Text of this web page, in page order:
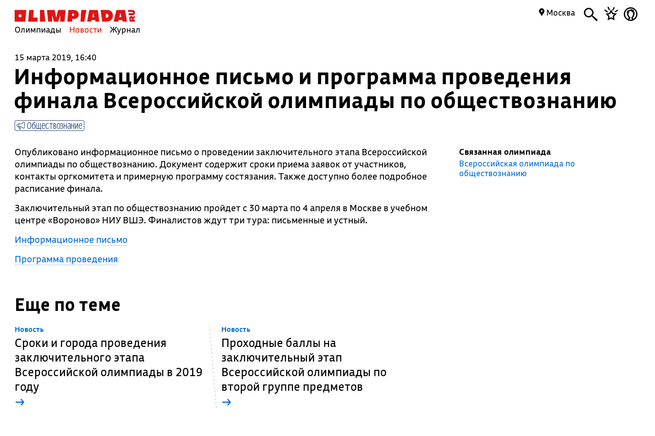
Олимпиады Новости Журнал
Москва
15 марта 2019, 16:40
Информационное письмо и программа проведения
финала Всероссийской олимпиады по обществознанию
Обществознание
Опубликовано информационное письмо о проведении заключительного этапа Всероссийской
олимпиады по обществознанию. Документ содержит сроки приема заявок от участников,
контакты оргкомитета и примерную программу состязания. Также доступно более подробное
расписание финала.
Заключительный этап по обществознанию пройдет с 30 марта по 4 апреля в Москве в учебном
центре «Вороново» НИУ ВШЭ. Финалистов ждут три тура: письменные и устный.
Информационное письмо
Программа проведения
Связанная олимпиада
Всероссийская олимпиада по
обществознанию
Еще по теме
Новость
Сроки и города проведения
заключительного этапа
Всероссийской олимпиады в 2019
году
→
Новость
Проходные баллы на
заключительный этап
Всероссийской олимпиады по
второй группе предметов
→